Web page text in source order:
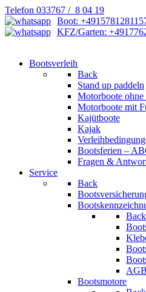
Telefon 033767 / 8 04 19
Boot:
KFZ/Garten:
Bootsverleih
Back
Stand up paddeln
Motorboote ohne
Motorboote mit
Kajütboote
Kajak
Bootsferien –
Fragen &
Service
Back
Back
AGB
Bootsmotore